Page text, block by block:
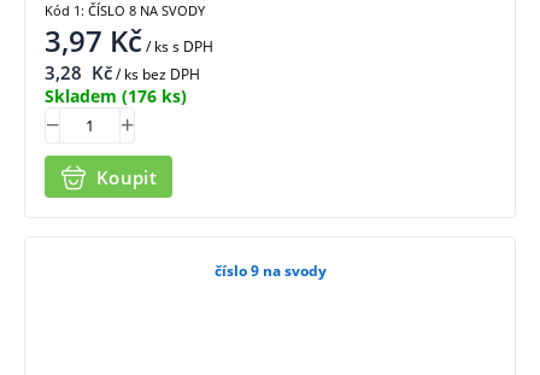
3,97 Kč/ kss DPH
3,28 Kč/ ks bez DPH
Skladem (176 ks)
Koupit
Kód 1: ČÍSLO 8 NA SVODY
číslo 9 na svody